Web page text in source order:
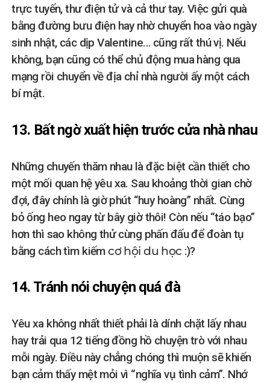
trực tuyến, thư điện tử và cả thư tay. Việc gửi quà
bằng đường bưu điện hay nhờ chuyển hoa vào ngày
sinh nhật, các dịp Valentine… cũng rất thú vị. Nếu
không, bạn cũng có thể chủ động mua hàng qua
mạng rồi chuyển về địa chỉ nhà người ấy một cách
bí mật.
13. Bất ngờ xuất hiện trước cửa nhà nhau
Những chuyến thăm nhau là đặc biệt cần thiết cho
một mối quan hệ yêu xa. Sau khoảng thời gian chờ
đợi, đây chính là giờ phút “huy hoàng” nhất. Cùng
bỏ ống heo ngay từ bây giờ thôi! Còn nếu “táo bạo”
hơn thì sao không thử cùng phấn đấu để đoàn tụ
bằng cách tìm kiếmcơ hội du học :)?
14. Tránh nói chuyện quá đà
Yêu xa không nhất thiết phải là dính chặt lấy nhau
hay trải qua 12 tiếng đồng hồ chuyện trò với nhau
mỗi ngày. Điều này chẳng chóng thì muộn sẽ khiến
bạn cảm thấy mệt mỏi vì “nghĩa vụ tình cảm”. Nhớ